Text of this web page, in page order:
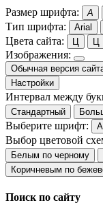
Размер шрифта: A
Тип шрифта: Arial
Цвета сайта: Ц Ц
Изображения:
Обычная версия
Настройки
Интервал между
Стандартный
Выберите шрифт:
Выбор цветовой
Белым по черному
Коричневым по
Поиск по сайту